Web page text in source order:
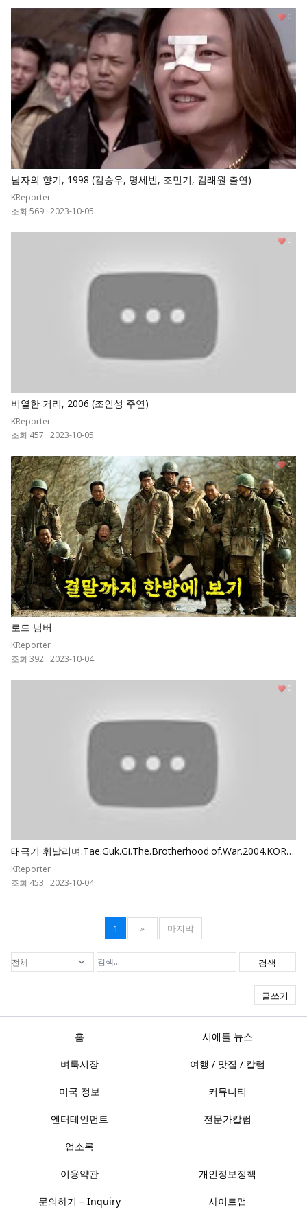
남자의 향기, 1998 (김승우, 명세빈, 조민기, 김래원 출연)
KReporter
조회 569 · 2023-10-05
0
비열한 거리, 2006 (조인성 주연)
KReporter
조회 457 · 2023-10-05
0
로드 넘버
KReporter
조회 392 · 2023-10-04
0
태극기 휘날리며.Tae.Guk.Gi.The.Brotherhood.of.War.2004.KORE
AN.REMASTERED.1080p
KReporter
조회 453 · 2023-10-04
0
1 » 마지막
검색
글쓰기
홈 시애틀 뉴스
벼룩시장 여행 / 맛집 / 칼럼
미국 정보 커뮤니티
엔터테인먼트 전문가칼럼
업소록
이용약관 개인정보정책
문의하기 – Inquiry 사이트맵